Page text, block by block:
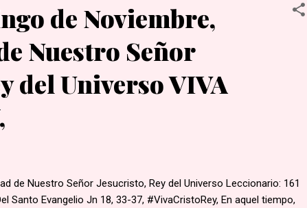
de Noviembre,
Nuestro Señor
del Universo VIVA
de Nuestro Señor Jesucristo, Rey del Universo Leccionario: 161
Santo Evangelio Jn 18, 33-37, #VivaCristoRey, En aquel tiempo,